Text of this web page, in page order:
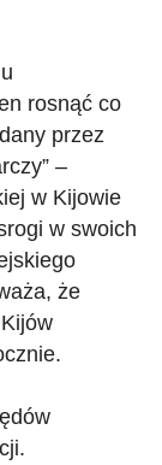
rosnąć co
przez
–
w Kijowie
w swoich
że